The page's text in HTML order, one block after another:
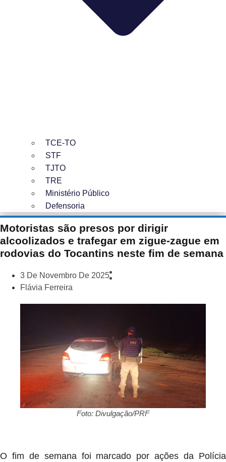
TCE-TO
STF
TJTO
TRE
Ministério Público
Defensoria
Motoristas são presos por dirigir
alcoolizados e trafegar em zigue-zague em
rodovias do Tocantins neste fim de semana
3 De Novembro De 2025
Flávia Ferreira
Foto: Divulgação/PRF
O fim de semana foi marcado por ações da Polícia